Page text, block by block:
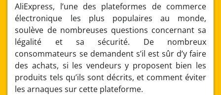
AliExpress, l’une des plateformes de commerce
électronique les plus populaires au monde,
soulève de nombreuses questions concernant sa
légalité et sa sécurité. De nombreux
consommateurs se demandent s’il est sûr d’y faire
des achats, si les vendeurs y proposent bien les
produits tels qu’ils sont décrits, et comment éviter
les arnaques sur cette plateforme.